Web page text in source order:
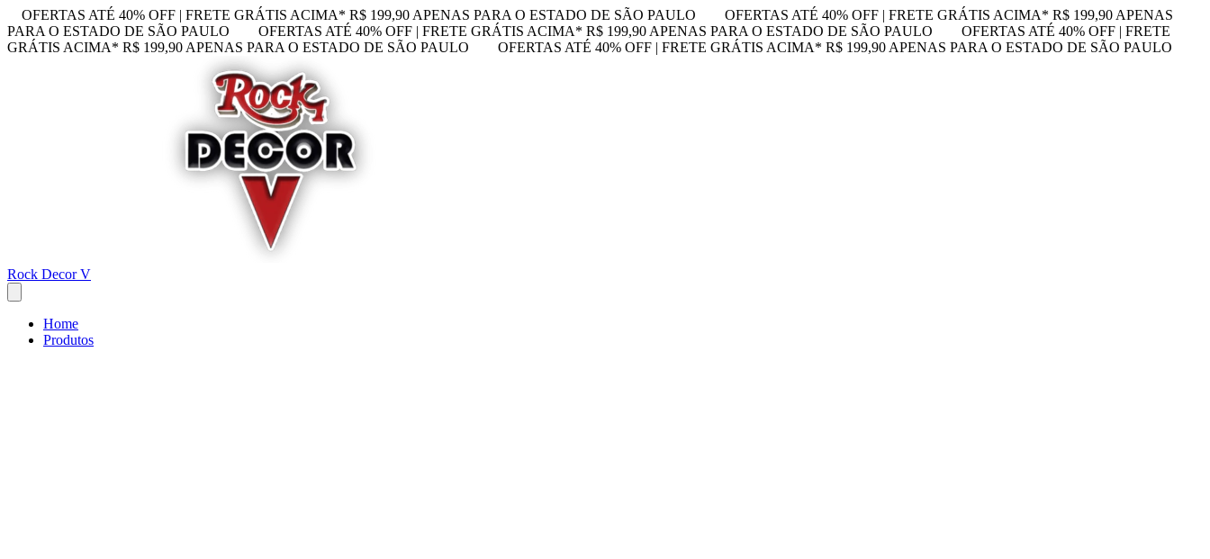
OFERTAS ATÉ 40% OFF | FRETE GRÁTIS ACIMA* R$ 199,90 APENAS PARA O ESTADO DE SÃO PAULO
OFERTAS ATÉ 40% OFF | FRETE GRÁTIS ACIMA* R$ 199,90 APENAS
PARA O ESTADO DE SÃO PAULO
OFERTAS ATÉ 40% OFF | FRETE GRÁTIS ACIMA* R$ 199,90 APENAS PARA O ESTADO DE SÃO PAULO
OFERTAS ATÉ 40% OFF | FRETE
GRÁTIS ACIMA* R$ 199,90 APENAS PARA O ESTADO DE SÃO PAULO
OFERTAS ATÉ 40% OFF | FRETE GRÁTIS ACIMA* R$ 199,90 APENAS PARA O ESTADO DE SÃO PAULO
Rock Decor V
Home
Produtos